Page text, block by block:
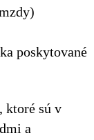
poskytované
ktoré sú v
a